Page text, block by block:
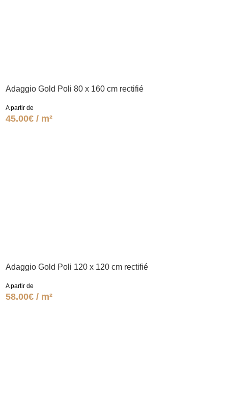
Adaggio Gold Poli 80 x 160 cm rectifié
A partir de
45.00€ / m²
Adaggio Gold Poli 120 x 120 cm rectifié
A partir de
58.00€ / m²